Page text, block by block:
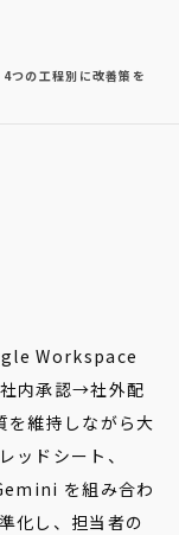
の工程別に改善策を
Workspace
内承認→社外配
を維持しながら大
ドシート、
を組み合わ
化し、担当者の